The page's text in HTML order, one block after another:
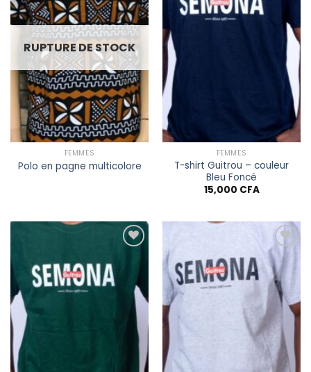
Ajouter à
la liste
de
souhaits
RUPTURE DE STOCK
FEMMES
Polo en pagne multicolore
Ajouter à
la liste
souhaits
FEMMES
T-shirt Guitrou – couleur
Bleu Foncé
15,000 CFA
Ajouter à
la liste
souhaits
Ajouter à
la liste
de
souhaits